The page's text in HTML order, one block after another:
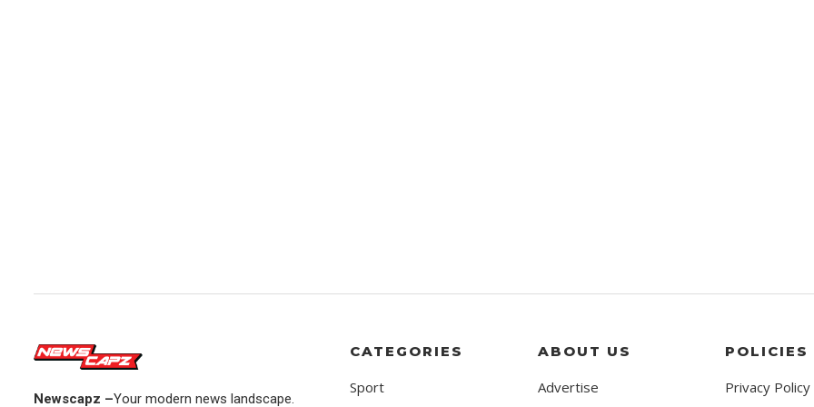
Newscapz –Your modern news landscape.
CATEGORIES
Sport
ABOUT US
Advertise
POLICIES
Privacy Policy